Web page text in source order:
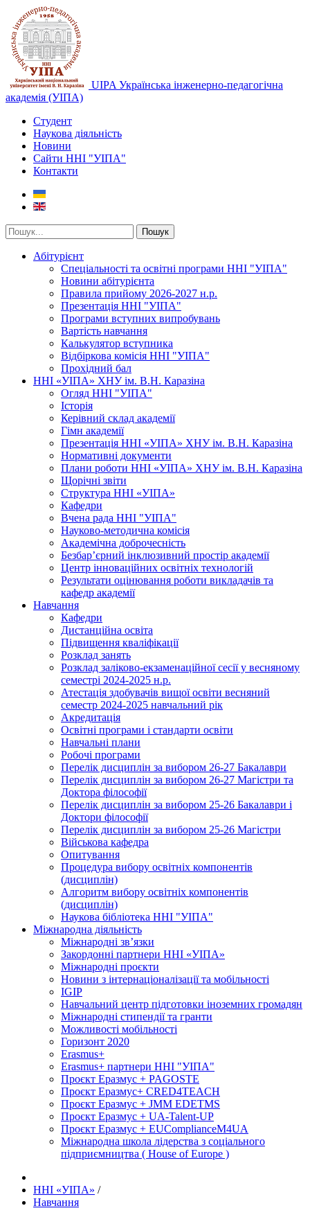
UIPA Українська інженерно-педагогічна
академія (УІПА)
Студент
Наукова діяльність
Новини
Сайти ННІ "УІПА"
Контакти
Пошук
Абітурієнт
Спеціальності та освітні програми ННІ "УІПА"
Новини абітурієнта
Правила прийому 2026-2027 н.р.
Презентація ННІ "УІПА"
Програми вступних випробувань
Вартість навчання
Калькулятор вступника
Відбіркова комісія ННІ "УІПА"
Прохідний бал
ННІ «УІПА» ХНУ ім. В.Н. Каразіна
Огляд ННІ "УІПА"
Історія
Керівний склад академії
Гімн академії
Презентація ННІ «УІПА» ХНУ ім. В.Н. Каразіна
Нормативні документи
Плани роботи ННІ «УІПА» ХНУ ім. В.Н. Каразіна
Щорічні звіти
Структура ННІ «УІПА»
Кафедри
Вчена рада ННІ "УІПА"
Науково-методична комісія
Академічна доброчесність
Безбар’єрний інклюзивний простір академії
Центр інноваційних освітніх технологій
Результати оцінювання роботи викладачів та
кафедр академії
Навчання
Кафедри
Дистанційна освіта
Підвищення кваліфікації
Розклад занять
Розклад заліково-екзаменаційної сесії у весняному
семестрі 2024-2025 н.р.
Атестація здобувачів вищої освіти весняний
семестр 2024-2025 навчальний рік
Акредитація
Освітні програми і стандарти освіти
Навчальні плани
Робочі програми
Перелік дисциплін за вибором 26-27 Бакалаври
Перелік дисциплін за вибором 26-27 Магістри та
Доктора філософії
Перелік дисциплін за вибором 25-26 Бакалаври і
Доктори філософії
Перелік дисциплін за вибором 25-26 Магістри
Військова кафедра
Опитування
Процедура вибору освітніх компонентів
(дисциплін)
Алгоритм вибору освітніх компонентів
(дисциплін)
Наукова бібліотека ННІ "УІПА"
Міжнародна діяльність
Міжнародні зв’язки
Закордонні партнери ННІ «УІПА»
Міжнародні проєкти
Новини з інтернаціоналізації та мобільності
IGIP
Навчальний центр підготовки іноземних громадян
Міжнародні стипендії та гранти
Можливості мобільності
Горизонт 2020
Erasmus+
Erasmus+ партнери ННІ "УІПА"
Проєкт Еразмус + PAGOSTE
Проєкт Еразмус+ CRED4TEACH
Проєкт Еразмус + JMM EDETMS
Проєкт Еразмус + UA-Talent-UP
Проєкт Еразмус + EUComplianceM4UA
Міжнародна школа лідерства з соціального
підприємництва ( House of Europe )
ННІ «УІПА» /
Навчання